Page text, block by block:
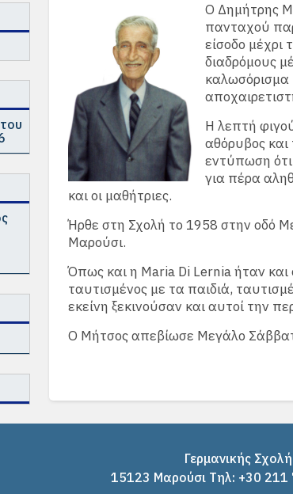
Ο Δημήτρης
πανταχού
είσοδο
διαδρόμους
καλωσόρισμα
Η λεπτή
αθόρυβος και
εντύπωση ότι
για πέρα
και οι μαθήτριες.
Ήρθε στη Σχολή το 1958 στην οδό
Μαρούσι.
Όπως και η Maria Di Lernia ήταν
ταυτισμένος με τα παιδιά,
εκείνη ξεκινούσαν και αυτοί την
Ο Μήτσος απεβίωσε Μεγάλο
Γερμανικής
15123 Μαρούσι Tηλ: +30